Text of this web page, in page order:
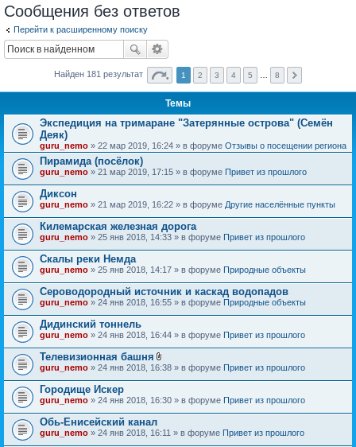
Сообщения без ответов
Перейти к расширенному поиску
Найден 181 результат 1 2 3 4 5 8
Темы
Экспедиция на тримаране "Затерянные острова" (Семён
Деяк)
guru_nemo » 22 мар 2019, 16:24 » в форуме Отзывы о посещении региона
Пирамида (посёлок)
guru_nemo » 21 мар 2019, 17:15 » в форуме Привет из прошлого
Диксон
guru_nemo » 21 мар 2019, 16:22 » в форуме Другие населённые пункты
Килемарская железная дорога
guru_nemo » 25 янв 2018, 14:33 » в форуме Привет из прошлого
Скалы реки Немда
guru_nemo » 25 янв 2018, 14:17 » в форуме Природные объекты
Сероводородный источник и каскад водопадов
guru_nemo » 24 янв 2018, 16:55 » в форуме Природные объекты
Дидинский тоннель
guru_nemo » 24 янв 2018, 16:44 » в форуме Привет из прошлого
Телевизионная башня
В
о
е
н
я
guru_nemo » 24 янв 2018, 16:38 » в форуме Привет из прошлого
Городище Искер
guru_nemo » 24 янв 2018, 16:30 » в форуме Привет из прошлого
Обь-Енисейский канал
guru_nemo » 24 янв 2018, 16:11 » в форуме Привет из прошлого